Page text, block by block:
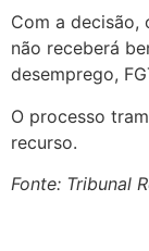
Com a decisão,
não receberá
desemprego,
O processo
recurso.
Fonte: Tribunal